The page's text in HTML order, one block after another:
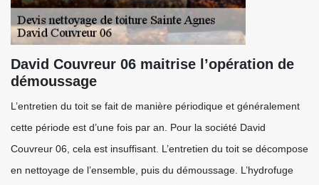
David Couvreur 06 maitrise l’opération de
démoussage
L’entretien du toit se fait de manière périodique et généralement
cette période est d’une fois par an. Pour la société David
Couvreur 06, cela est insuffisant. L’entretien du toit se décompose
en nettoyage de l’ensemble, puis du démoussage. L’hydrofuge